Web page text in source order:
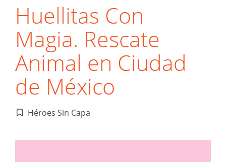
Huellitas Con
Magia. Rescate
Animal en Ciudad
de México
Publicado
Héroes Sin Capa